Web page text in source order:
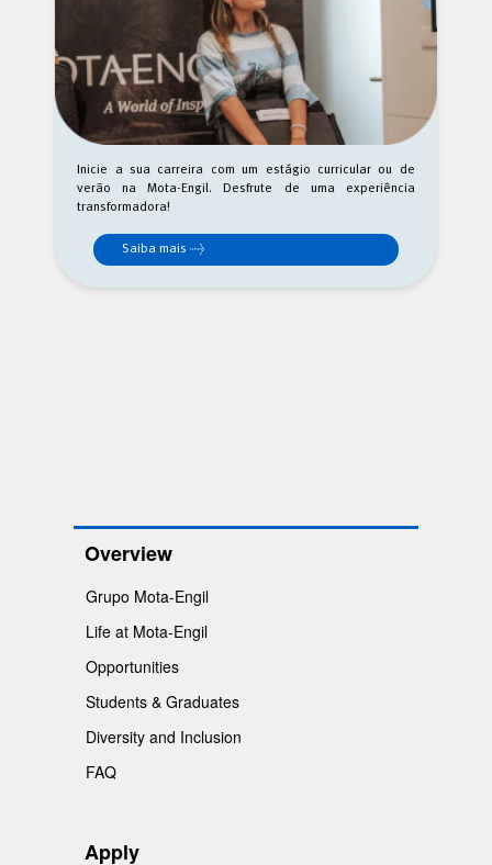
Inicie a sua carreira com um estágio curricular ou de
verão na Mota-Engil. Desfrute de uma experiência
transformadora!
Saiba mais →
Overview
Grupo Mota-Engil
Life at Mota-Engil
Opportunities
Students & Graduates
Diversity and Inclusion
FAQ
Apply